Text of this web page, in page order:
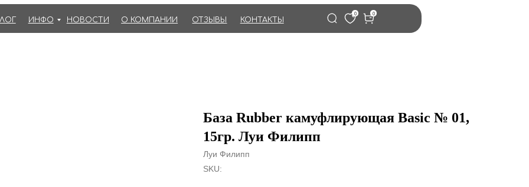
0 0
ИНФО НОВОСТИ О КОМПАНИИ ОТЗЫВЫ КОНТАКТЫ
База Rubber камуфлирующая Basic № 01,
15гр. Луи Филипп
Луи Филипп
SKU: